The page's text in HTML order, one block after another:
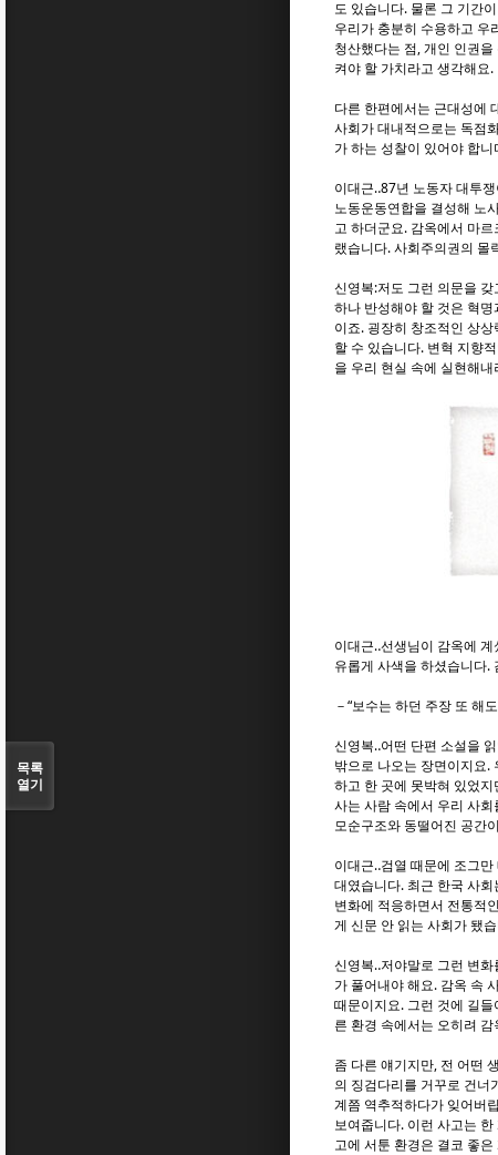
도 있습니다. 물론 그 기간
우리가 충분히 수용하고 우
청산했다는 점, 개인 인권
켜야 할 가치라고 생각해요.
다른 한편에서는 근대성에
사회가 대내적으로는 독점
가 하는 성찰이 있어야 합니
이대근‥87년 노동자 대투
노동운동연합을 결성해 노
고 하더군요. 감옥에서 마
랬습니다. 사회주의권의 몰
신영복:저도 그런 의문을
하나 반성해야 할 것은 혁
이죠. 굉장히 창조적인 상
할 수 있습니다. 변혁 지향
을 우리 현실 속에 실현해
이대근‥선생님이 감옥에
유롭게 사색을 하셨습니다.
－“보수는 하던 주장 또 해
신영복‥어떤 단편 소설을
밖으로 나오는 장면이지요.
하고 한 곳에 못박혀 있었
사는 사람 속에서 우리 사
모순구조와 동떨어진 공간
이대근‥검열 때문에 조그
대였습니다. 최근 한국 사
변화에 적응하면서 전통적
게 신문 안 읽는 사회가 됐
신영복‥저야말로 그런 변
가 풀어내야 해요. 감옥 속
때문이지요. 그런 것에 길
른 환경 속에서는 오히려
좀 다른 얘기지만, 전 어떤
의 징검다리를 거꾸로 건너
계쯤 역추적하다가 잊어버
보여줍니다. 이런 사고는
고에 서툰 환경은 결코 좋
목록
열기